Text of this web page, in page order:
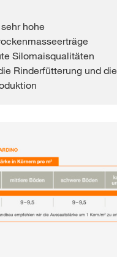
hohe
Silomaisqualitäten
Rinderfütterung und die